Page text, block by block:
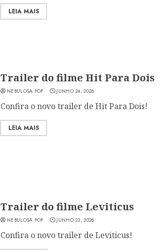
LEIA MAIS
Trailer do filme Hit Para Dois
NEBULOSA POP JUNHO 24, 2026
Confira o novo trailer de Hit Para Dois!
LEIA MAIS
Trailer do filme Leviticus
NEBULOSA POP JUNHO 23, 2026
Confira o novo trailer de Leviticus!